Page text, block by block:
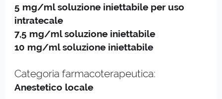
5 mg/ml soluzione iniettabile per uso
intratecale
7,5 mg/ml soluzione iniettabile
10 mg/ml soluzione iniettabile
Categoria farmacoterapeutica:
Anestetico locale